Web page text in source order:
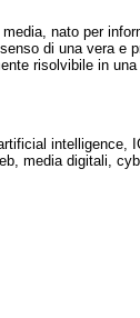
nato per
di una vera e
risolvibile in
intelligence,
media digitali,